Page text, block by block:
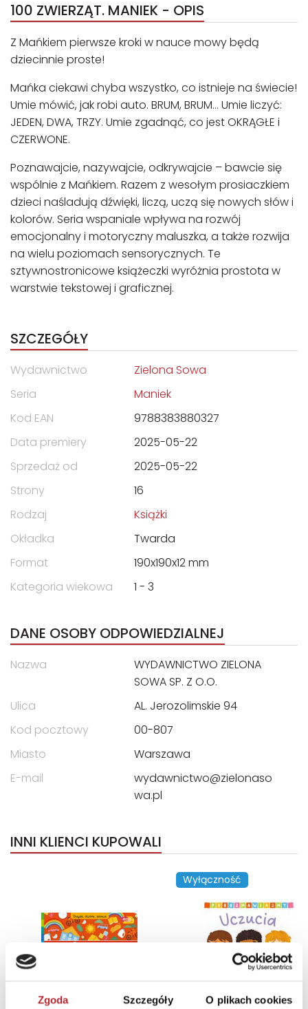
Zgoda Szczegóły O plikach cookies
100 ZWIERZĄT. MANIEK - OPIS
Z Mańkiem pierwsze kroki w nauce mowy będą
dziecinnie proste!
Mańka ciekawi chyba wszystko, co istnieje na świecie!
Umie mówić, jak robi auto. BRUM, BRUM… Umie liczyć:
JEDEN, DWA, TRZY. Umie zgadnąć, co jest OKRĄGŁE i
CZERWONE.
Poznawajcie, nazywajcie, odkrywajcie – bawcie się
wspólnie z Mańkiem. Razem z wesołym prosiaczkiem
dzieci naśladują dźwięki, liczą, uczą się nowych słów i
kolorów. Seria wspaniale wpływa na rozwój
emocjonalny i motoryczny maluszka, a także rozwija
na wielu poziomach sensorycznych. Te
sztywnostronicowe książeczki wyróżnia prostota w
warstwie tekstowej i graficznej.
SZCZEGÓŁY
Wydawnictwo
Zielona Sowa
Seria
Maniek
Kod EAN
9788383880327
Data premiery
2025-05-22
Sprzedaż od
2025-05-22
Strony
16
Rodzaj
Książki
Okładka
Twarda
Format
190x190x12 mm
Kategoria wiekowa
1 - 3
DANE OSOBY ODPOWIEDZIALNEJ
Nazwa
WYDAWNICTWO ZIELONA
SOWA SP. Z O.O.
Ulica
AL. Jerozolimskie 94
Kod pocztowy
00-807
Miasto
Warszawa
E-mail
wydawnictwo@zielonaso
wa.pl
INNI KLIENCI KUPOWALI
Wyłączność